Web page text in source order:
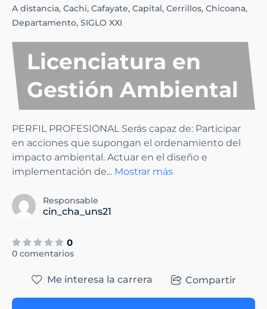
A distancia, Cachi, Cafayate, Capital, Cerrillos, Chicoana,
Departamento, SIGLO XXI
Licenciatura en
Gestión Ambiental
PERFIL PROFESIONAL Serás capaz de: Participar
en acciones que supongan el ordenamiento del
impacto ambiental. Actuar en el diseño e
implementación de... Mostrar más
Responsable
cin_cha_uns21
0
0 comentarios
Me interesa la carrera Compartir